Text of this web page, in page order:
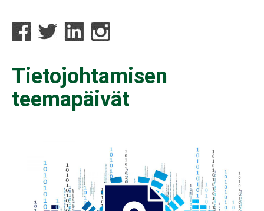
Tietojohtamisen
teemapäivät